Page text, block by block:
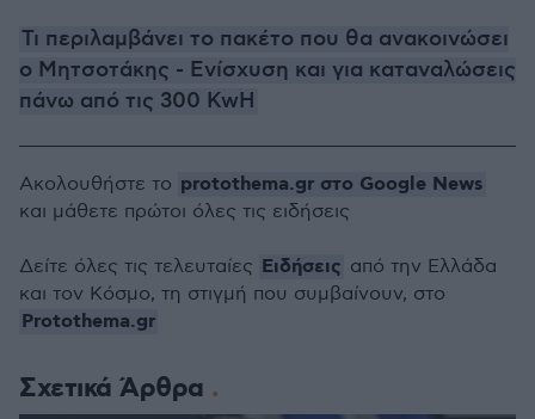
Τι περιλαμβάνει το πακέτο που θα ανακοινώσει
ο Μητσοτάκης - Ενίσχυση και για καταναλώσεις
πάνω από τις 300 KwH
Σχετικά Άρθρα
Ακολουθήστε το protothema.gr στο Google News
και μάθετε πρώτοι όλες τις ειδήσεις
Δείτε όλες τις τελευταίες Ειδήσεις από την Ελλάδα
και τον Κόσμο, τη στιγμή που συμβαίνουν, στο
Protothema.gr